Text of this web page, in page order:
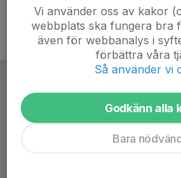
Vi använder oss av kakor
webbplats ska fungera bra
även för webbanalys i
förbättra våra
Så använder vi
Godkänn alla
Bara